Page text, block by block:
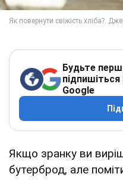
Будьте
Google
Якщо зранку ви
бутерброд, але